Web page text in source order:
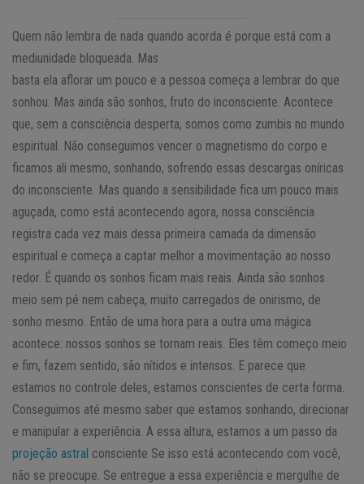
Quem não lembra de nada quando acorda é porque está com a
mediunidade bloqueada. Mas
basta ela aflorar um pouco e a pessoa começa a lembrar do que
sonhou. Mas ainda são sonhos, fruto do inconsciente. Acontece
que, sem a consciência desperta, somos como zumbis no mundo
espiritual. Não conseguimos vencer o magnetismo do corpo e
ficamos ali mesmo, sonhando, sofrendo essas descargas oníricas
do inconsciente. Mas quando a sensibilidade fica um pouco mais
aguçada, como está acontecendo agora, nossa consciência
registra cada vez mais dessa primeira camada da dimensão
espiritual e começa a captar melhor a movimentação ao nosso
redor. É quando os sonhos ficam mais reais. Ainda são sonhos
meio sem pé nem cabeça, muito carregados de onirismo, de
sonho mesmo. Então de uma hora para a outra uma mágica
acontece: nossos sonhos se tornam reais. Eles têm começo meio
e fim, fazem sentido, são nítidos e intensos. E parece que
estamos no controle deles, estamos conscientes de certa forma.
Conseguimos até mesmo saber que estamos sonhando, direcionar
e manipular a experiência. A essa altura, estamos a um passo da
projeção astral consciente Se isso está acontecendo com você,
não se preocupe. Se entregue a essa experiência e mergulhe de